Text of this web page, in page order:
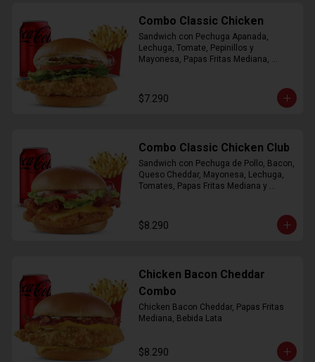
Combo Classic Chicken
Sandwich con Pechuga Apanada,
Lechuga, Tomate, Pepinillos y
Mayonesa, Papas Fritas Mediana,
$7.290
Combo Classic Chicken Club
Sandwich con Pechuga de Pollo, Bacon,
Queso Cheddar, Mayonesa, Lechuga,
Tomates, Papas Fritas Mediana y
$8.290
Chicken Bacon Cheddar
Combo
Chicken Bacon Cheddar, Papas Fritas
Mediana, Bebida Lata
$8.290